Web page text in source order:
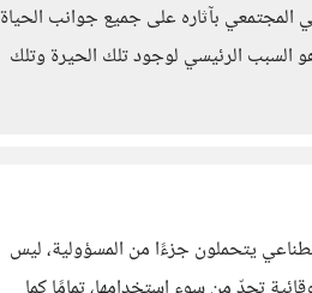
بآثاره على جميع جوانب الحياة
السبب الرئيسي لوجود تلك الحيرة وتلك
يتحملون جزءًا من المسؤولية، ليس